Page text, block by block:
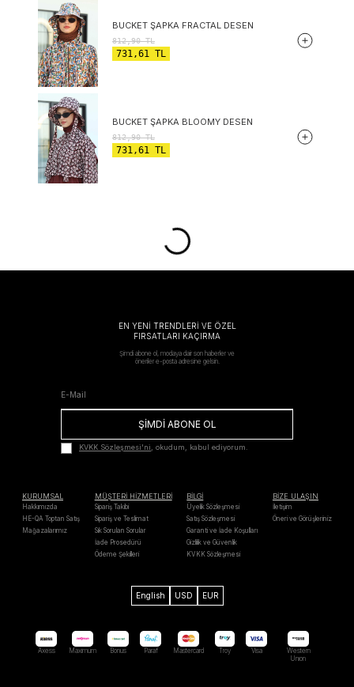
BUCKET ŞAPKA FRACTAL DESEN
812,90TL
731,61 TL
BUCKET ŞAPKA BLOOMY DESEN
812,90TL
731,61 TL
EN YENİ TRENDLERİ VE ÖZEL
FIRSATLARI KAÇIRMA
Şimdi abone ol, modaya dair son haberler ve
öneriler e-posta adresine gelsin.
ŞİMDİ ABONE OL
KVKK Sözleşmesi'ni, okudum, kabul ediyorum.
KURUMSAL
Hakkımızda
HE-QA Toptan Satış
Mağazalarımız
MÜŞTERİ HİZMETLERİ
Sipariş Takibi
Sipariş ve Teslimat
Sık Sorulan Sorular
İade Prosedürü
Ödeme Şekilleri
BİLGİ
Üyelik Sözleşmesi
Satış Sözleşmesi
Garanti ve İade Koşulları
Gizlilik ve Güvenlik
KVKK Sözleşmesi
BİZE ULAŞIN
İletişim
Öneri ve Görüşleriniz
English USD EUR
Axess Maximum Bonus Paraf Mastercard Troy Visa
Western
Unıon